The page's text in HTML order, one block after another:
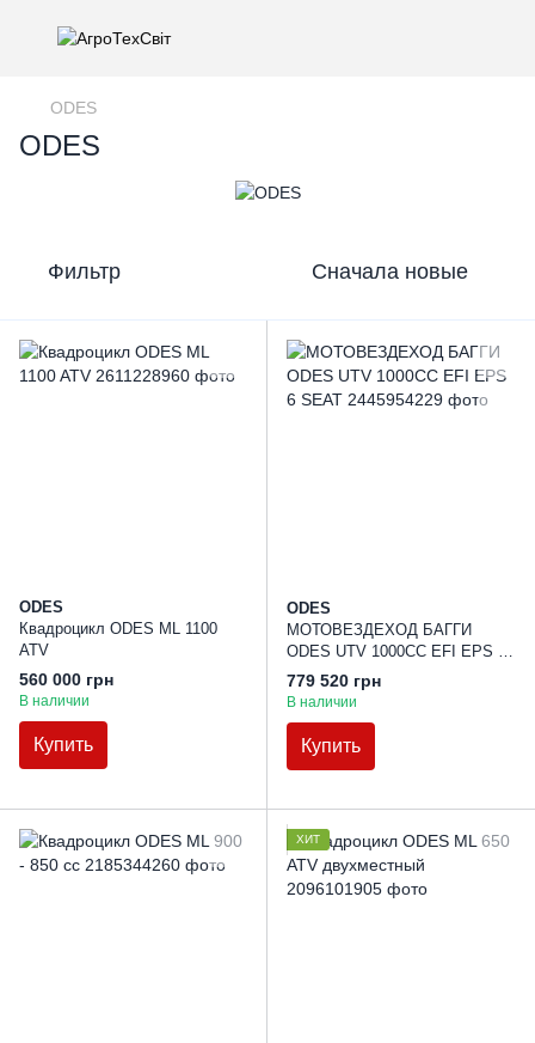
ODES
ODES
Фильтр Сначала новые
ODES
Квадроцикл ODES ML 1100
ATV
560 000 грн
В наличии
Купить
ODES
МОТОВЕЗДЕХОД БАГГИ
ODES UTV 1000CC EFI EPS 6
SEAT
779 520 грн
В наличии
Купить
ХИТ